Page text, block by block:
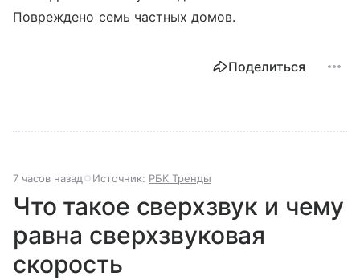
Повреждено семь частных домов.
Поделиться
7 часов назад Источник: РБК Тренды
Что такое сверхзвук и чему
равна сверхзвуковая
скорость